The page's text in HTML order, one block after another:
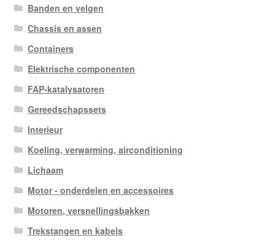
Banden en velgen
Chassis en assen
Containers
Elektrische componenten
FAP-katalysatoren
Gereedschapssets
Interieur
Koeling, verwarming, airconditioning
Lichaam
Motor - onderdelen en accessoires
Motoren, versnellingsbakken
Trekstangen en kabels